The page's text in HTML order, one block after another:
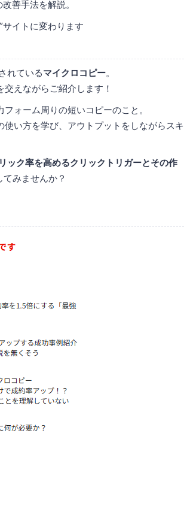
善手法を解説。
サイトに変わります
れているマイクロコピー。
えながらご紹介します！
ォーム周りの短いコピーのこと。
使い方を学び、アウトプットをしながらスキ
ック率を高めるクリックトリガーとその作
みませんか？